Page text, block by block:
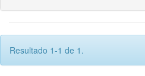
Resultado 1-1 de 1.